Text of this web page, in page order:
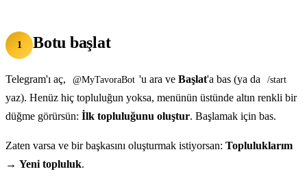
1 Botu başlat
Telegram'ı aç, @MyTavoraBot 'u ara ve Başlat'a bas (ya da /start
yaz). Henüz hiç topluluğun yoksa, menünün üstünde altın renkli bir
düğme görürsün: İlk topluluğunu oluştur. Başlamak için bas.
Zaten varsa ve bir başkasını oluşturmak istiyorsan: Topluluklarım
→ Yeni topluluk.